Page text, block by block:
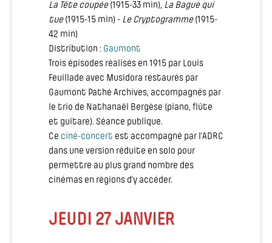
La Tête coupée(1915-33 min), La Bague qui
tue(1915-15 min) - Le Cryptogramme(1915-
42 min)
Distribution : Gaumont
Trois épisodes réalisés en 1915 par Louis
Feuillade avec Musidora restaurés par
Gaumont Pathé Archives, accompagnés par
le trio de Nathanaël Bergèse (piano, flûte
et guitare). ​Séance publique.
Ce ciné-concert est accompagné par l'ADRC
dans une version réduite en solo pour
permettre au plus grand nombre des
cinémas en régions d’y accéder.
JEUDI 27 JANVIER